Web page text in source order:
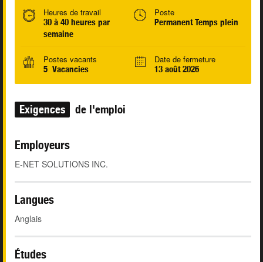
Heures de travail
30 à 40 heures par
semaine
Poste
Permanent Temps plein
Postes vacants
5 Vacancies
Date de fermeture
13 août 2026
Exigences de l'emploi
Employeurs
E-NET SOLUTIONS INC.
Langues
Anglais
Études